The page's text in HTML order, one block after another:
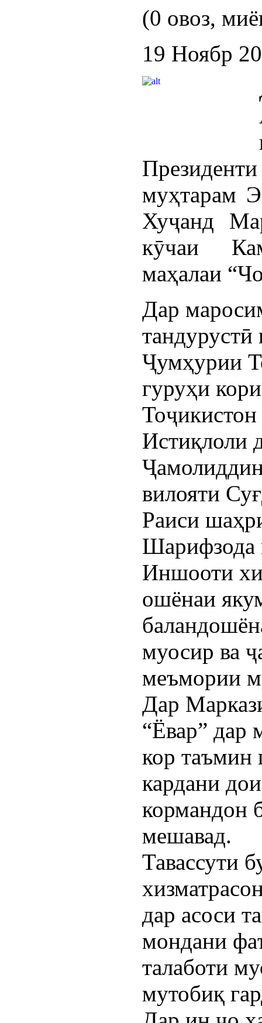
(0 овоз,
19 Ноябр
муҳтарам
Хуҷанд
кӯчаи
маҳалаи
Дар
Ҷумҳурии
гуруҳи
Истиқлоли
вилояти
Раиси
Шарифзода
Иншооти
ошёнаи
муосир ва
меъмории
Дар
“Ёвар” дар
кор таъмин
кардани
кормандон
мешавад.
Тавассути
дар асоси
мондани
талаботи
мутобиқ